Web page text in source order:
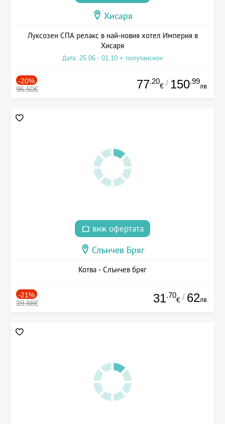
Хисаря
Луксозен СПА релакс в най-новия хотел Империя в
Хисаря
Дата: 25.06 - 01.10 + полупансион
-20%
96.50€ 77.20
€ / 150.99
лв.
виж офертата
Слънчев Бряг
Котва - Слънчев бряг
-21%
39.88€ 31.70
€ / 62лв.